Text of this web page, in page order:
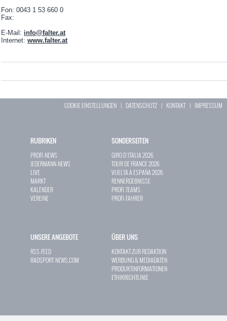
Fon: 0043 1 53 660 0
Fax:
E-Mail: info@falter.at
Internet: www.falter.at
COOKIE EINSTELLUNGEN | DATENSCHUTZ | KONTAKT| IMPRESSUM
RUBRIKEN
PROFI-NEWS
JEDERMANN-NEWS
LIVE
MARKT
KALENDER
VEREINE
SONDERSEITEN
GIRO D`ITALIA 2026
TOUR DE FRANCE 2026
VUELTA A ESPAÑA 2026
RENNERGEBNISSE
PROFI-TEAMS
PROFI-FAHRER
UNSERE ANGEBOTE
RSS-FEED
RADSPORT-NEWS.COM
ÜBER UNS
KONTAKT ZUR REDAKTION
WERBUNG & MEDIADATEN
PRODUKTINFORMATIONEN
ETHIKRICHTLINIE